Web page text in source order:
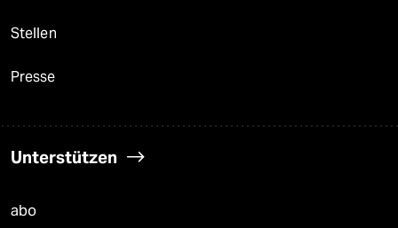
Stellen
Presse
Unterstützen
abo